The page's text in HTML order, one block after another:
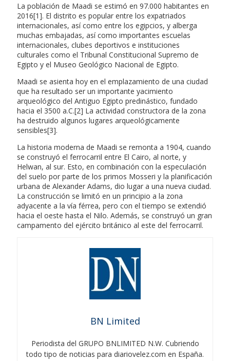
La población de Maadi se estimó en 97.000 habitantes en
2016[1]. El distrito es popular entre los expatriados
internacionales, así como entre los egipcios, y alberga
muchas embajadas, así como importantes escuelas
internacionales, clubes deportivos e instituciones
culturales como el Tribunal Constitucional Supremo de
Egipto y el Museo Geológico Nacional de Egipto.
Maadi se asienta hoy en el emplazamiento de una ciudad
que ha resultado ser un importante yacimiento
arqueológico del Antiguo Egipto predinástico, fundado
hacia el 3500 a.C.[2] La actividad constructora de la zona
ha destruido algunos lugares arqueológicamente
sensibles[3].
La historia moderna de Maadi se remonta a 1904, cuando
se construyó el ferrocarril entre El Cairo, al norte, y
Helwan, al sur. Esto, en combinación con la especulación
del suelo por parte de los primos Mosseri y la planificación
urbana de Alexander Adams, dio lugar a una nueva ciudad.
La construcción se limitó en un principio a la zona
adyacente a la vía férrea, pero con el tiempo se extendió
hacia el oeste hasta el Nilo. Además, se construyó un gran
campamento del ejército británico al este del ferrocarril.
BN Limited
Periodista del GRUPO BNLIMITED N.W. Cubriendo
todo tipo de noticias para diariovelez.com en España.